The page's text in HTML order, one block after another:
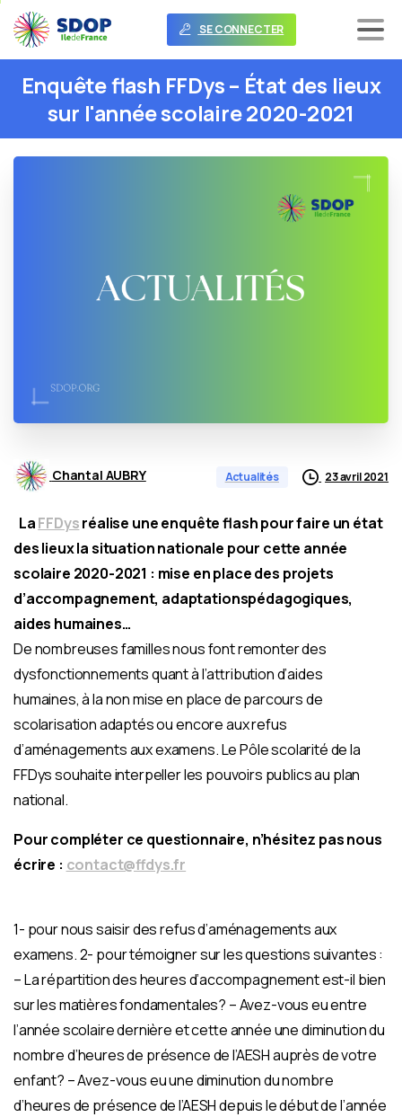
SE CONNECTER
Enquêteflash FFDys– État des lieux
sur l'annéescolaire2020-2021
Chantal AUBRY Actualités 23 avril 2021
LaFFDysréalise uneenquêteflash pour faire un état
des lieux la situation nationale pour cette année
scolaire 2020-2021 : mise en place des projets
d’accompagnement, adaptationspédagogiques,
aides humaines…
De nombreuses familles nous font remonter des
dysfonctionnements quant à l’attribution d’aides
humaines, à la non mise en place de parcours de
scolarisation adaptés ou encore aux refus
d’aménagements aux examens. Le Pôle scolarité de la
FFDys souhaite interpeller les pouvoirs publics au plan
national.
Pour compléter ce questionnaire, n’hésitez pas nous
écrire : contact@ffdys.fr
1- pour nous saisir des refus d’aménagements aux
examens. 2- pour témoigner sur les questions suivantes :
– La répartition des heures d’accompagnement est-il bien
sur les matières fondamentales? – Avez-vous eu entre
l’année scolaire dernière et cette année une diminution du
nombre d’heures de présence de l’AESH auprès de votre
enfant? – Avez-vous eu une diminution du nombre
d’heures de présence de l’AESH depuis le début de l’année